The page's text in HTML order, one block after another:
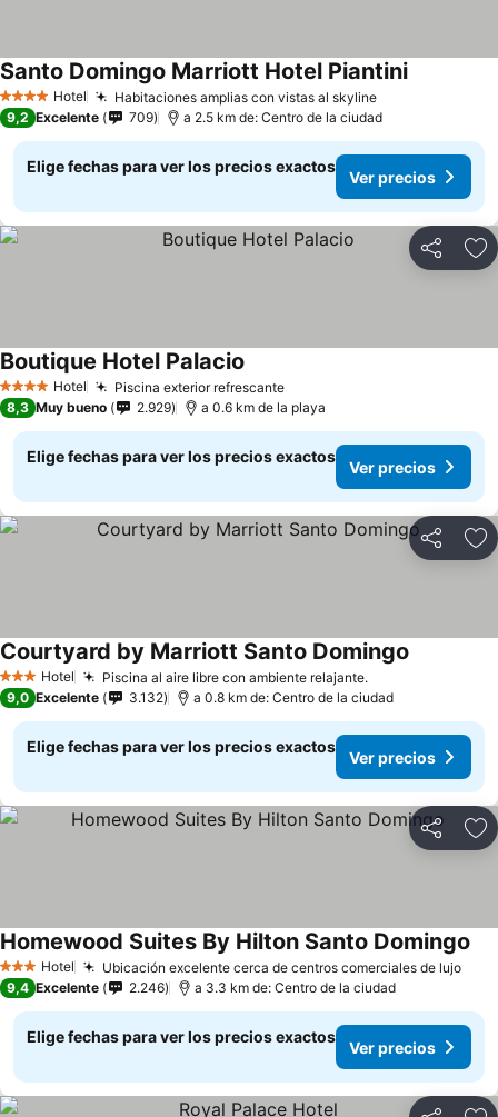
4 EstrellasHotel Habitaciones amplias con vistas al skyline
Santo Domingo Marriott Hotel Piantini
9,2 Excelente 709 a 2.5 km de: Centro de la ciudad
Elige fechas para ver los precios exactos
Ver precios
Compartir
4 EstrellasHotel Piscina exterior refrescante
Boutique Hotel Palacio
8,3 Muy bueno 2.929 a 0.6 km de la playa
Elige fechas para ver los precios exactos
Ver precios
Compartir
3 Estrellas
Hotel Piscina al aire libre con ambiente relajante.
Courtyard by Marriott Santo Domingo
9,0 Excelente 3.132 a 0.8 km de: Centro de la ciudad
Elige fechas para ver los precios exactos
Ver precios
Compartir
3 Estrellas
Hotel Ubicación excelente cerca de centros comerciales de lujo
Homewood Suites By Hilton Santo Domingo
9,4 Excelente 2.246 a 3.3 km de: Centro de la ciudad
Elige fechas para ver los precios exactos
Ver precios